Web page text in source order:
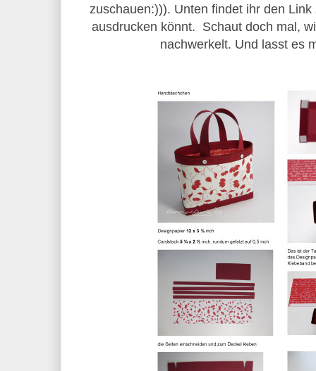
zuschauen:))). Unten findet ihr den
ausdrucken könnt. Schaut doch mal,
nachwerkelt. Und lasst es